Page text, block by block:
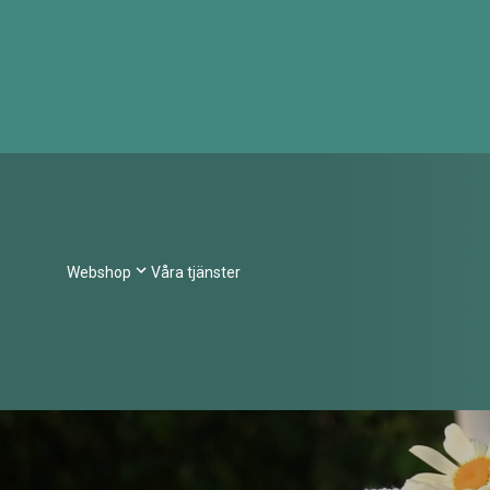
Webshop Våra tjänster